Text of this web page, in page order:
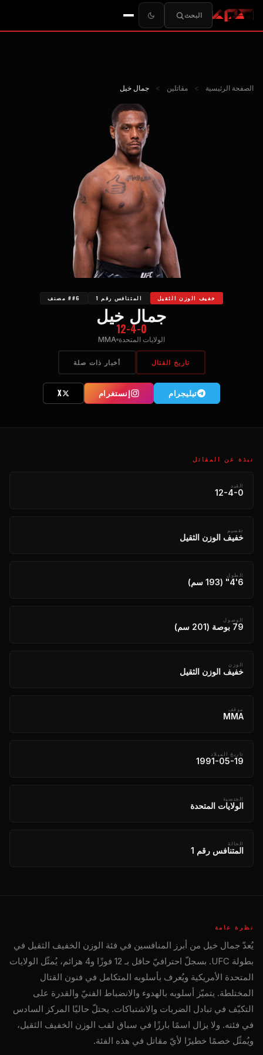
البحث
الصفحة الرئيسية > مقاتلين > جمال خيل
خفيف الوزن الثقيل المتنافس رقم 1 ##6 مصنف
جمال خيل
12-4-0
الولايات المتحدة MMA
تاريخ القتال أخبار ذات صلة
تیلیجرام إنستغرام X
نبذة عن المقاتل
القيد
12-4-0
تقسيم
خفيف الوزن الثقيل
الطول
6'4" (193 سم)
الوصول
79 بوصة (201 سم)
الوزن
خفيف الوزن الثقيل
موقف
MMA
تاريخ الميلاد
1991-05-19
الجنسية
الولايات المتحدة
الحالة
المتنافس رقم 1
نظرة عامة
يُعدّ جمال خيل من أبرز المنافسين في فئة الوزن الخفيف الثقيل في
بطولة UFC. بسجلّ احترافيّ حافل بـ 12 فوزًا و4 هزائم، يُمثّل الولايات
المتحدة الأمريكية ويُعرف بأسلوبه المتكامل في فنون القتال
المختلطة. يتميّز أسلوبه بالهدوء والانضباط الفنيّ والقدرة على
التكيّف في تبادل الضربات والاشتباكات. يحتلّ حاليًا المركز السادس
في فئته. ولا يزال اسمًا بارزًا في سباق لقب الوزن الخفيف الثقيل،
ويُمثّل خصمًا خطيرًا لأيّ مقاتل في هذه الفئة.